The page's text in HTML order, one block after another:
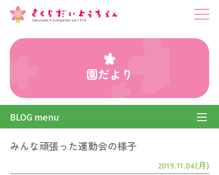
園だより
BLOG menu
みんな頑張った運動会の様子
2019.11.04(月)